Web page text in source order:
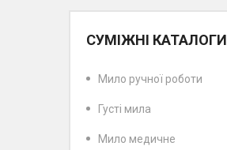
СУМІЖНІ КАТАЛОГИ
Мило ручної роботи
Густі мила
Мило медичне